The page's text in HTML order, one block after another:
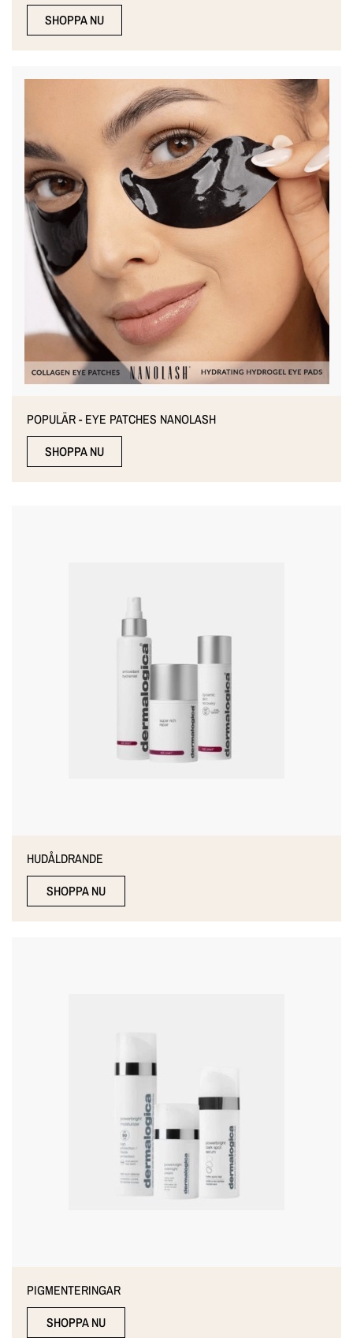
SHOPPA NU
POPULÄR - EYE PATCHES NANOLASH
SHOPPA NU
HUDÅLDRANDE
SHOPPA NU
PIGMENTERINGAR
SHOPPA NU